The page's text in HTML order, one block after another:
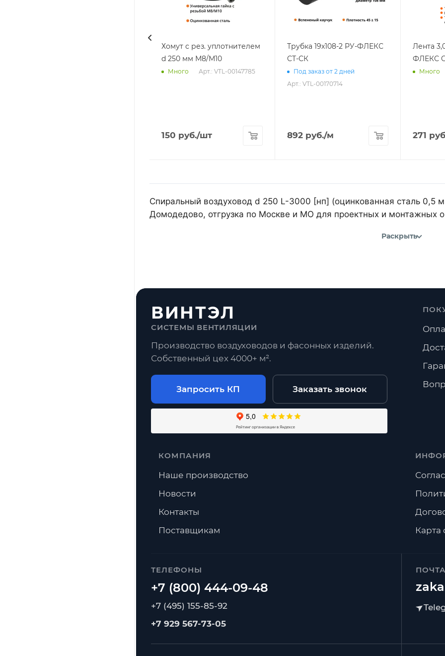
Хомут с рез. уплотнителем
d 250 мм М8/М10
Много Арт.: VTL-00147785
150 руб./шт
Трубка 19х108-2 РУ-ФЛЕКС
СТ-СК
Под заказ от 2 дней
Арт.: VTL-00170714
892 руб./м
Лента
ФЛЕКС
Много
271
Спиральный воздуховод d 250 L-3000 [нп] (оцинкованная сталь
Домодедово, отгрузка по Москве и МО для проектных и монтажных
Раскрыть
ВИНТЭЛ
СИСТЕМЫ ВЕНТИЛЯЦИИ
Производство воздуховодов и фасонных изделий.
Собственный цех 4000+ м².
Запросить КП Заказать звонок
ТЕЛЕФОНЫ
+7 (495) 155-85-92
+7 929 567-73-05
КОМПАНИЯ
Наше производство
Новости
Контакты
Поставщикам
Карта